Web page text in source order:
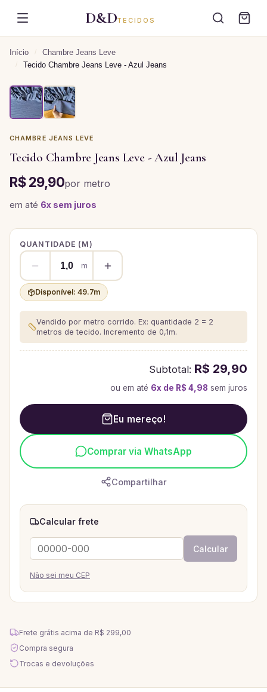
D&DTECIDOS
Início / Chambre Jeans Leve
/ Tecido Chambre Jeans Leve - Azul Jeans
CHAMBRE JEANS LEVE
Tecido Chambre Jeans Leve - Azul Jeans
R$ 29,90por metro
em até 6x sem juros
QUANTIDADE ( M)
m
Disponível: 49.7m
Vendido por metro corrido. Ex: quantidade 2 = 2
metros de tecido. Incremento de 0,1m.
Subtotal: R$ 29,90
ou em até 6x de R$ 4,98 sem juros
Eu mereço!
Comprar via WhatsApp
Compartilhar
Calcular frete
Calcular
Não sei meu CEP
Frete grátis acima de R$ 299,00
Compra segura
Trocas e devoluções